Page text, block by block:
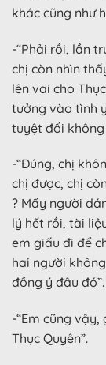
khác cũng như
-“Phải rồi, lần
chị còn nhìn
lên vai cho
tưởng vào tình
tuyệt đối
-“Đúng, chị
chị được, chị
? Mấy người
lý hết rồi, tài
em giấu đi để
hai người
đồng ý đâu đó”.
-“Em cũng
Thục Quyên”.